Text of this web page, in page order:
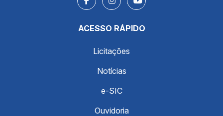
ACESSO RÁPIDO
Licitações
Notícias
e-SIC
Ouvidoria